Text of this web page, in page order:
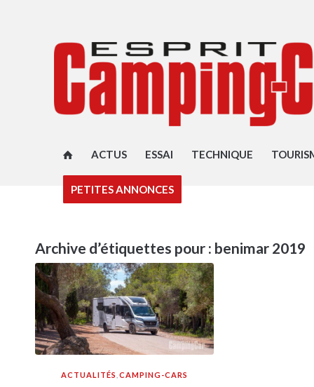
ACTUS ESSAI TECHNIQUE
PETITES ANNONCES
Archive d’étiquettes pour : benimar 2019
ACTUALITÉS ,CAMPING-CARS